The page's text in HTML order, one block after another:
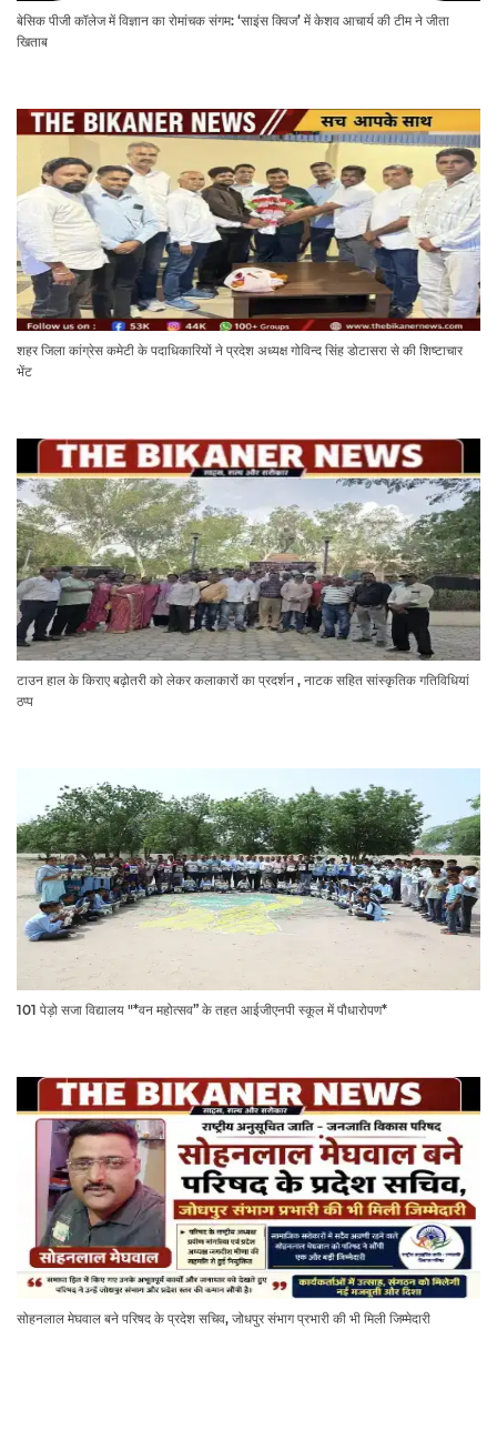
बेसिक पीजी कॉलेज में विज्ञान का रोमांचक संगम: ‘साइंस क्विज’ में केशव आचार्य की टीम ने जीता
खिताब
शहर जिला कांग्रेस कमेटी के पदाधिकारियों ने प्रदेश अध्यक्ष गोविन्द सिंह डोटासरा से की शिष्टाचार
भेंट
टाउन हाल के किराए बढ़ोतरी को लेकर कलाकारों का प्रदर्शन , नाटक सहित सांस्कृतिक गतिविधियां
ठप्प
101 पेड़ो सजा विद्यालय "*वन महोत्सव” के तहत आईजीएनपी स्कूल में पौधारोपण*
सोहनलाल मेघवाल बने परिषद के प्रदेश सचिव, जोधपुर संभाग प्रभारी की भी मिली जिम्मेदारी